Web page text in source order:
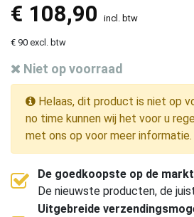
€ 108,90 incl. btw
€ 90 excl. btw
Niet op voorraad
Helaas, dit product is niet op
no time kunnen wij het voor u
met ons op voor meer informatie.
De goedkoopste op de markt
De nieuwste producten, de
Uitgebreide